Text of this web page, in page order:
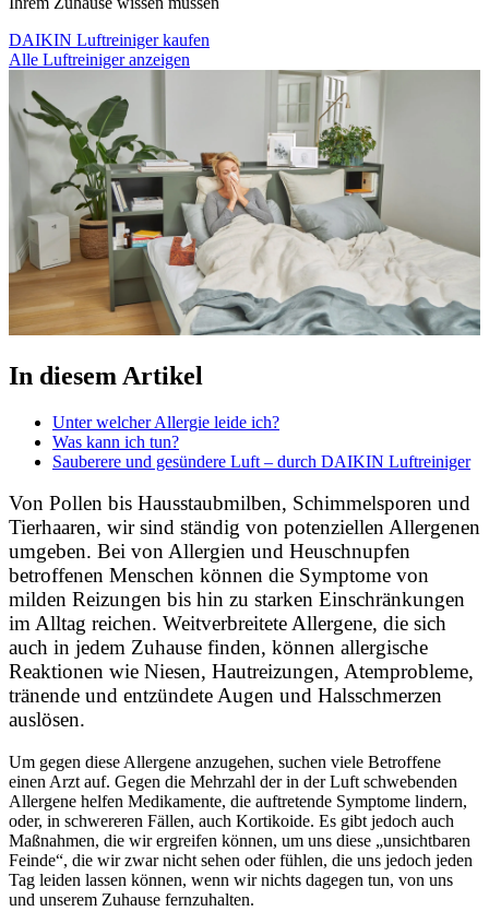
DAIKIN Luftreiniger kaufen
Alle Luftreiniger anzeigen
In diesem Artikel
Unter welcher Allergie leide ich?
Was kann ich tun?
Sauberere und gesündere Luft – durch DAIKIN Luftreiniger
Von Pollen bis Hausstaubmilben, Schimmelsporen und
Tierhaaren, wir sind ständig von potenziellen Allergenen
umgeben. Bei von Allergien und Heuschnupfen
betroffenen Menschen können die Symptome von
milden Reizungen bis hin zu starken Einschränkungen
im Alltag reichen. Weitverbreitete Allergene, die sich
auch in jedem Zuhause finden, können allergische
Reaktionen wie Niesen, Hautreizungen, Atemprobleme,
tränende und entzündete Augen und Halsschmerzen
auslösen.
Um gegen diese Allergene anzugehen, suchen viele Betroffene
einen Arzt auf. Gegen die Mehrzahl der in der Luft schwebenden
Allergene helfen Medikamente, die auftretende Symptome lindern,
oder, in schwereren Fällen, auch Kortikoide. Es gibt jedoch auch
Maßnahmen, die wir ergreifen können, um uns diese „unsichtbaren
Feinde“, die wir zwar nicht sehen oder fühlen, die uns jedoch jeden
Tag leiden lassen können, wenn wir nichts dagegen tun, von uns
und unserem Zuhause fernzuhalten.